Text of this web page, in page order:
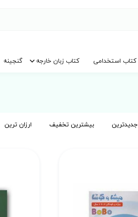
کتاب استخدامی کتاب زبان خارجه گنجینه
جدیدترین بیشترین تخفیف ارزان ترین